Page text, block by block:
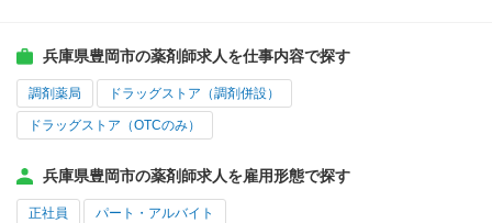
兵庫県豊岡市の薬剤師求人を仕事内容で探す
調剤薬局 ドラッグストア（調剤併設）
ドラッグストア（OTCのみ）
兵庫県豊岡市の薬剤師求人を雇用形態で探す
正社員 パート・アルバイト